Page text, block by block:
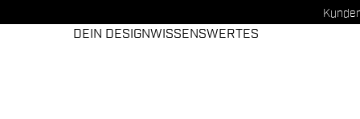
DEIN DESIGNWISSENSWERTES